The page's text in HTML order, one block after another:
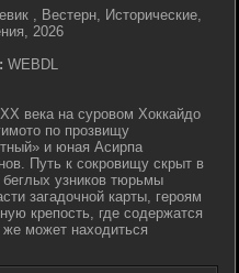
, Вестерн, Исторические,
2026
WEBDL
века на суровом Хоккайдо
по прозвищу
и юная Асирпа
Путь к сокровищу скрыт в
беглых узников тюрьмы
загадочной карты, героям
крепость, где содержатся
может находиться